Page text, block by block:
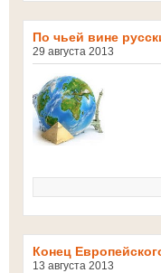
По чьей вине
29 августа 2013
Конец
13 августа 2013